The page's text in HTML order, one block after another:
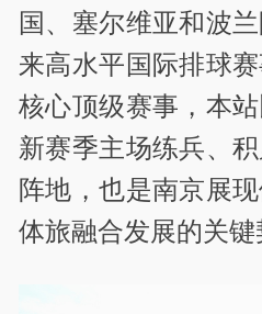
国、塞尔维亚和波
来高水平国际排球
核心顶级赛事，本
新赛季主场练兵、
阵地，也是南京展
体旅融合发展的关键